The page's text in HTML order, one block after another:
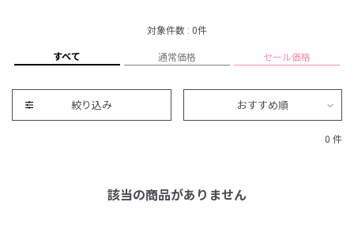
対象件数 : 0件
すべて 通常価格 セール価格
絞り込み おすすめ順
0 件
該当の商品がありません